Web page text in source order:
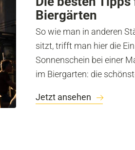
Biergärten
So wie man in anderen
sitzt, trifft man hier die
Sonnenschein bei einer
im Biergarten: die
Jetzt ansehen